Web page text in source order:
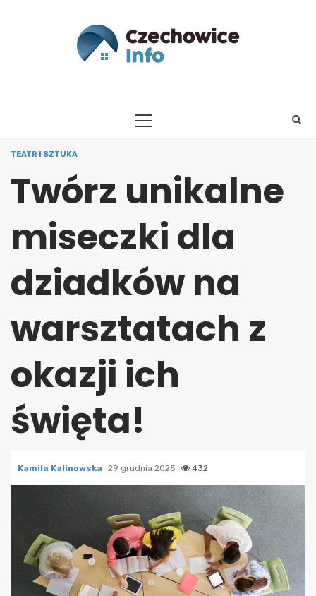
PRIMARY
TEATR I SZTUKA
Twórz unikalne
miseczki dla
dziadków na
warsztatach z
okazji ich
święta!
Kamila Kalinowska 29 grudnia 2025 432